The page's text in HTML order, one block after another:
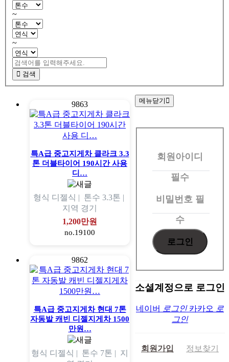
~
~
검색
9863
특A급 중고지게차 클라크 3.3
톤 더블타이어 190시간 사용
디…
형식 디젤식 | 톤수 3.3톤 |
지역 경기
1,200만원
no.19100
9862
특A급 중고지게차 현대 7톤
자동발 캐빈 디젤지게차 1500
만원…
형식 디젤식 | 톤수 7톤 | 지
메뉴닫기
회
회원아이디
필수
비밀번호 필
수
소셜계정으로 로그인
네이버 로그인 카카오 로
그인
회원가입 정보찾기